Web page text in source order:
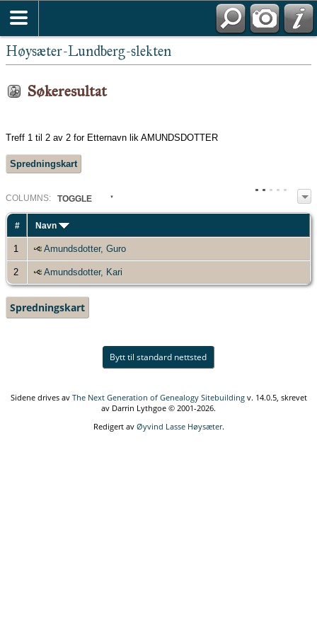
Høysæter-Lundberg-slekten
Søkeresultat
Treff 1 til 2 av 2 for Etternavn lik AMUNDSDOTTER
Spredningskart
COLUMN S: TOGGLE
# Navn
1 Amundsdotter, Guro
2 Amundsdotter, Kari
Spredningskart
Bytt til standard nettsted
Sidene drives av The Next Generation of Genealogy Sitebuildingv. 14.0.5, skrevet
av Darrin Lythgoe © 2001-2026.
Redigert av Øyvind Lasse Høysæter.